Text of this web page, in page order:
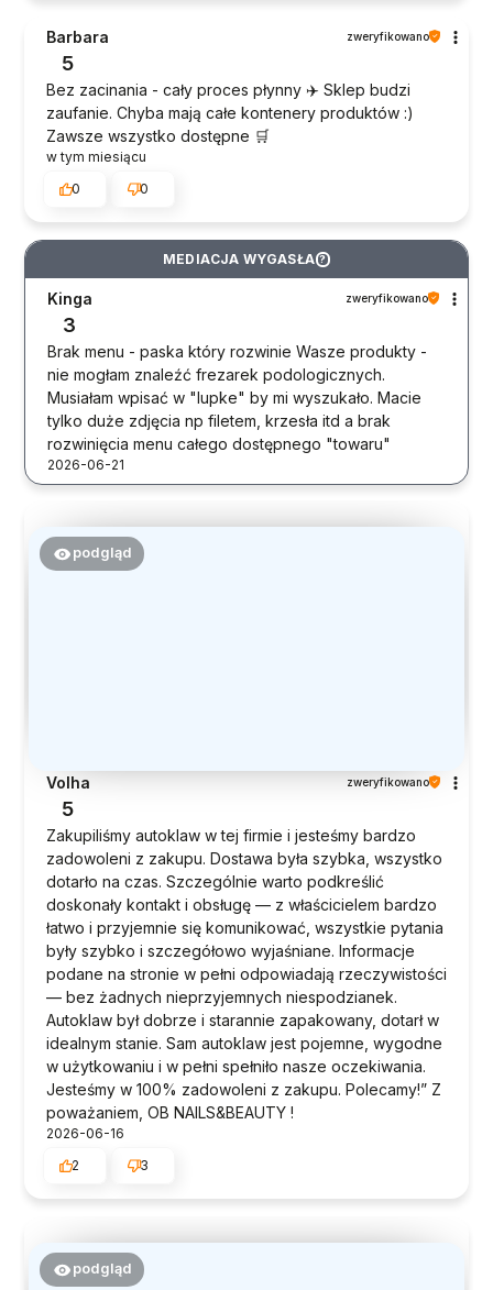
Barbara zweryfikowano
5
Bez zacinania - cały proces płynny ✈️ Sklep budzi
zaufanie. Chyba mają całe kontenery produktów :)
Zawsze wszystko dostępne 🛒
w tym miesiącu
0
0
MEDIACJA WYGASŁA ?
Kinga zweryfikowano
3
Brak menu - paska który rozwinie Wasze produkty -
nie mogłam znaleźć frezarek podologicznych.
Musiałam wpisać w "lupke" by mi wyszukało. Macie
tylko duże zdjęcia np filetem, krzesła itd a brak
rozwinięcia menu całego dostępnego "towaru"
2026-06-21
podgląd
Volha zweryfikowano
5
Zakupiliśmy autoklaw w tej firmie i jesteśmy bardzo
zadowoleni z zakupu. Dostawa była szybka, wszystko
dotarło na czas. Szczególnie warto podkreślić
doskonały kontakt i obsługę — z właścicielem bardzo
łatwo i przyjemnie się komunikować, wszystkie pytania
były szybko i szczegółowo wyjaśniane. Informacje
podane na stronie w pełni odpowiadają rzeczywistości
— bez żadnych nieprzyjemnych niespodzianek.
Autoklaw był dobrze i starannie zapakowany, dotarł w
idealnym stanie. Sam autoklaw jest pojemne, wygodne
w użytkowaniu i w pełni spełniło nasze oczekiwania.
Jesteśmy w 100% zadowoleni z zakupu. Polecamy!” Z
poważaniem, OB NAILS&BEAUTY !
2026-06-16
2
3
podgląd